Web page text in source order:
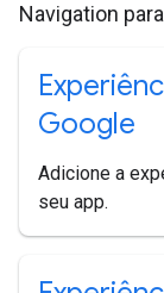
Navigation
Google
Adicione a
seu app.